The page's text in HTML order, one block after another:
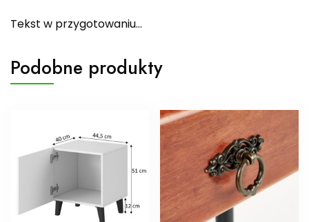
Tekst w przygotowaniu…
Podobne produkty